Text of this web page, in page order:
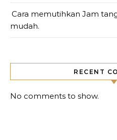
Cara memutihkan Jam
mudah.
RECENT
No comments to show.